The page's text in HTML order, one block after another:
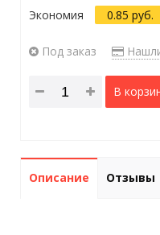
Экономия 0.85 руб.
Под заказ
В
Описание Отзывы